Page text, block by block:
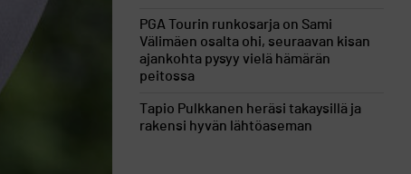
PGA Tourin runkosarja on Sami
Välimäen osalta ohi, seuraavan kisan
ajankohta pysyy vielä hämärän
peitossa
Tapio Pulkkanen heräsi takaysillä ja
rakensi hyvän lähtöaseman